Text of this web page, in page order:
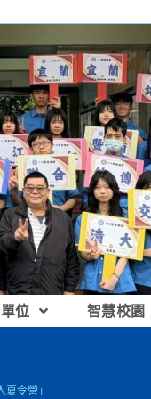
位 智慧校園
令營」